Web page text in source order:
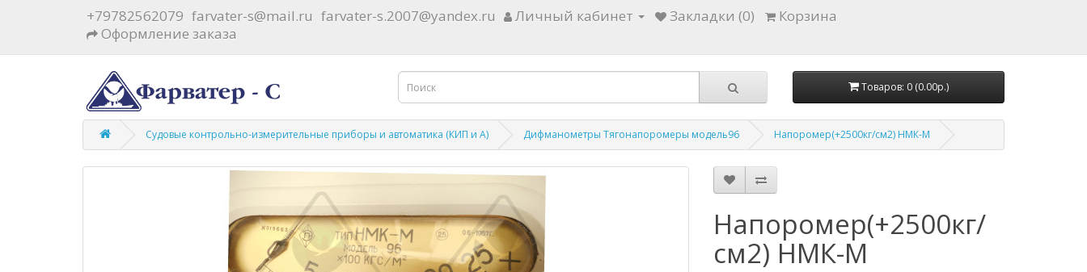
+79782562079 farvater-s@mail.ru farvater-s.2007@yandex.ru Личный кабинет Закладки (0)
Корзина
Оформление заказа
Товаров: 0 (0.00р.)
Судовые контрольно-измерительные приборы и автоматика (КИП и А) Дифманометры Тягонапоромеры модель96 Напоромер(+2500кг/см2) НМК-М
Напоромер(+2500кг/
см2) НМК-М